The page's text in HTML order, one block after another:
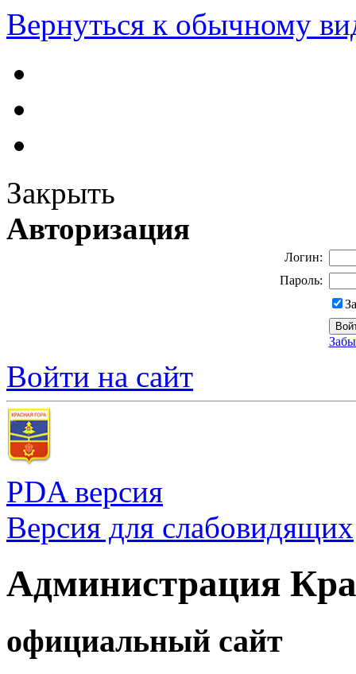
Вернуться к обычному
Закрыть
Авторизация
Логин:
Пароль:
Войти на сайт
PDA версия
Версия для слабовидящих
Администрация
официальный сайт